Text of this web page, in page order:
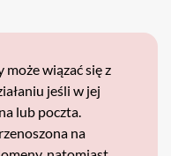
wiązać się z
jeśli w jej
lub poczta.
na